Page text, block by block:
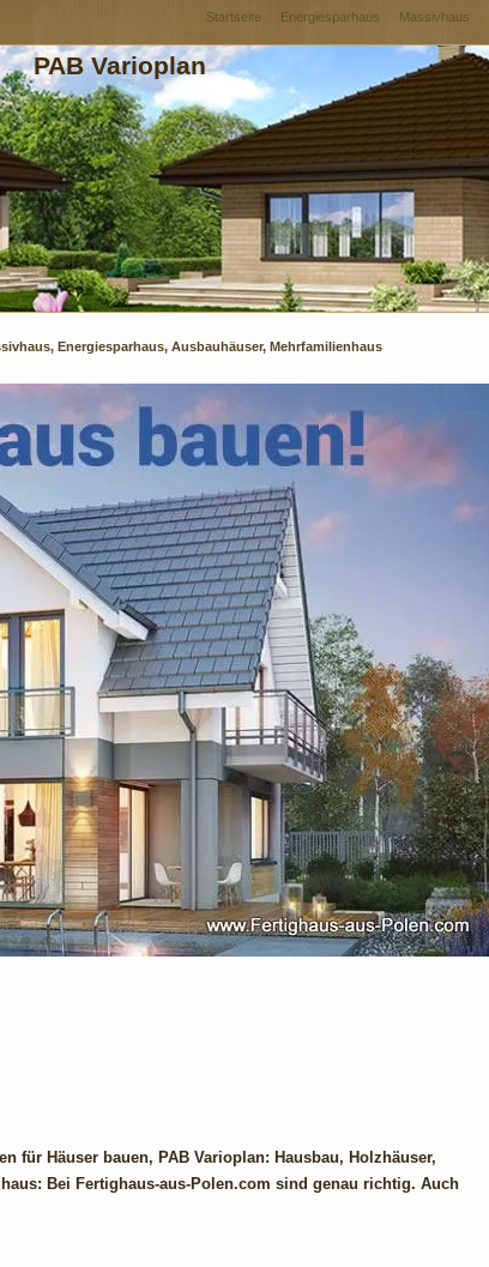
Startseite Energiesparhaus Massivhaus
PAB Varioplan
Energiesparhaus, Ausbauhäuser, Mehrfamilienhaus
für Häuser bauen, PAB Varioplan: Hausbau, Holzhäuser,
Bei Fertighaus-aus-Polen.com sind genau richtig. Auch